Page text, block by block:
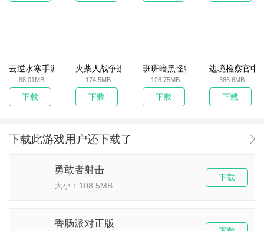
云逆水寒手游
88.01MB
下载
火柴人战争遗产无敌版
174.5MB
下载
班班暗黑怪物生存挑战5
128.75MB
下载
边境检察官中
386.6MB
下载
下载此游戏用户还下载了
勇敢者射击
大小：108.5MB
下载
香肠派对正版